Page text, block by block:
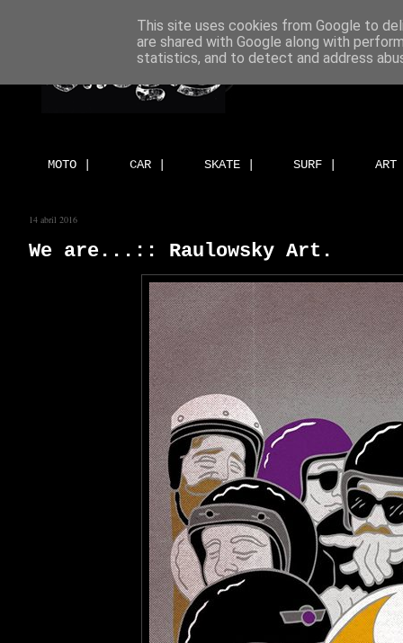
MOTO | CAR | SKATE | SURF |
14 abril 2016
We are...:: Raulowsky Art.
This site uses cookies from Google to
are shared with Google along with
statistics, and to detect and address